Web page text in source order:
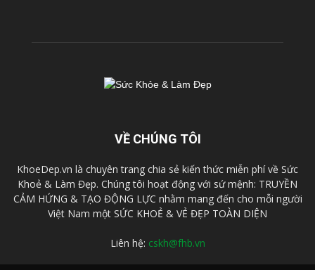
VỀ CHÚNG TÔI
KhoeDep.vn là chuyên trang chia sẻ kiến thức miễn phí về Sức
Khoẻ & Làm Đẹp. Chúng tôi hoạt động với sứ mệnh: TRUYỀN
CẢM HỨNG & TẠO ĐỘNG LỰC nhằm mang đến cho mỗi người
Việt Nam một SỨC KHOẺ & VẺ ĐẸP TOÀN DIỆN
Liên hệ: cskh@fhb.vn